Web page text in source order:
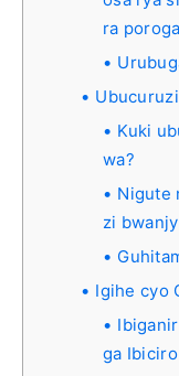
ra
Ubucuruzi
Kuki
wa?
Nigute
zi
Igihe cyo
ga Ibiciro